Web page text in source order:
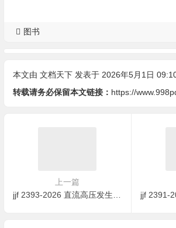
图书
本文由 文档天下发表于 2026年5月1日
转载请务必保留本文链接： https://
上一篇